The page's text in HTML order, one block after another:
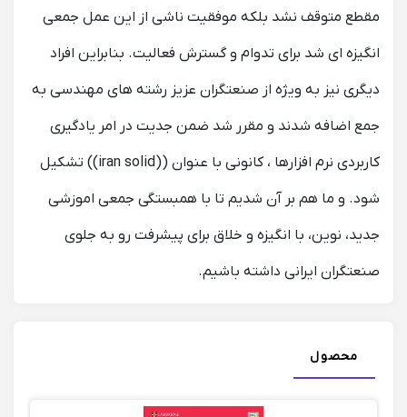
مقطع متوقف نشد بلکه موفقیت ناشی از این عمل جمعی
انگیزه ای شد برای تدوام و گسترش فعالیت. بنابراین افراد
دیگری نیز به ویژه از صنعتگران عزیز رشته هاى مهندسى به
جمع اضافه شدند و مقرر شد ضمن جدیت در امر یادگیرى
کاربردى نرم افزارها ، کانونى با عنوان ((iran solid)) تشکیل
شود. و ما هم بر آن شدیم تا با همبستگی جمعی اموزشى
جدید، نوین، با انگیزه و خلاق برای پیشرفت رو به جلوی
صنعتگران ایرانی داشته باشیم.
محصول